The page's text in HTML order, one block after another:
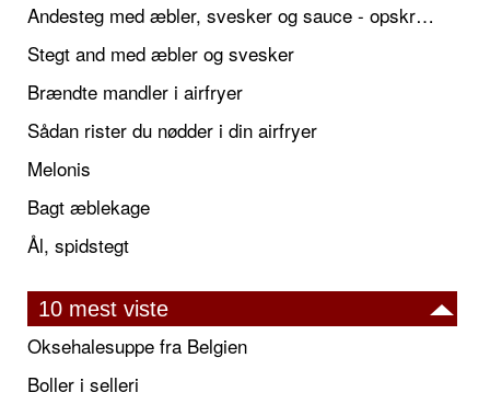
Andesteg med æbler, svesker og sauce - opskrift også til jul
Stegt and med æbler og svesker
Brændte mandler i airfryer
Sådan rister du nødder i din airfryer
Melonis
Bagt æblekage
Ål, spidstegt
10 mest viste
Oksehalesuppe fra Belgien
Boller i selleri